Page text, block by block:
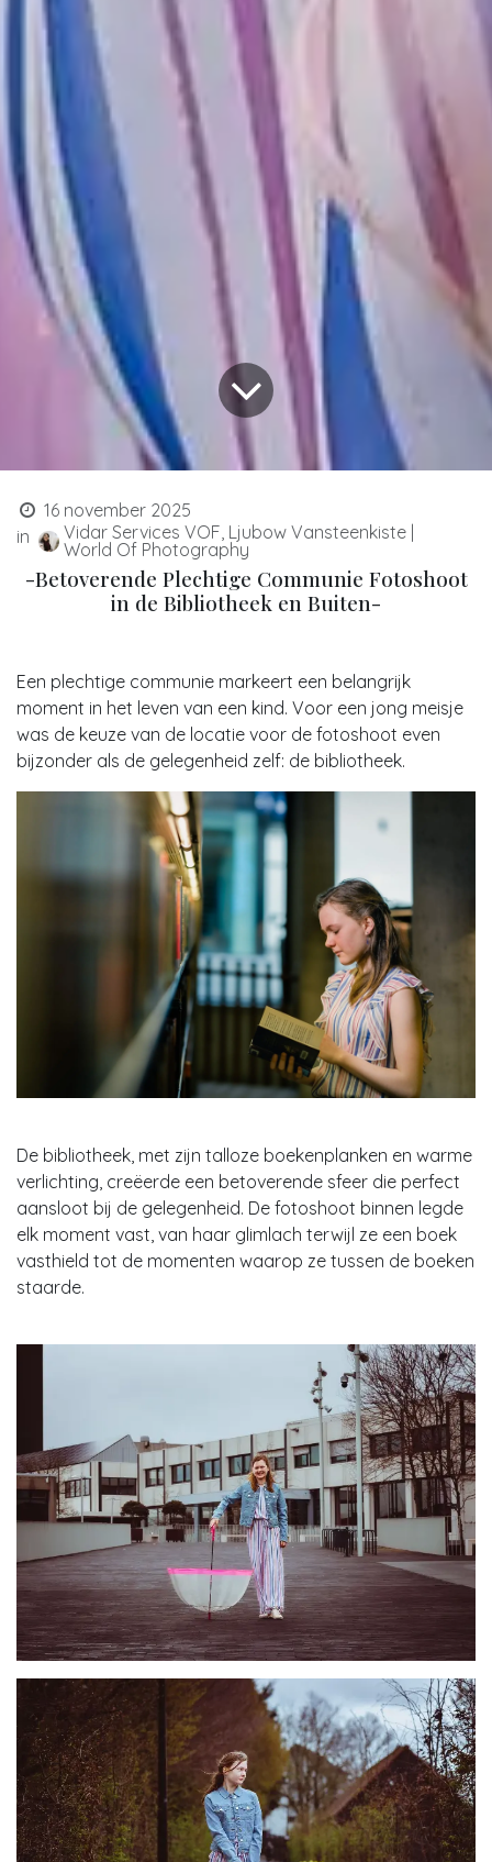
16 november 2025
in
Vidar Services VOF, Ljubow Vansteenkiste |
World Of Photography
-Betoverende Plechtige Communie Fotoshoot
in de Bibliotheek en Buiten-
Een plechtige communie markeert een belangrijk
moment in het leven van een kind. Voor een jong meisje
was de keuze van de locatie voor de fotoshoot even
bijzonder als de gelegenheid zelf: de bibliotheek.
De bibliotheek, met zijn talloze boekenplanken en warme
verlichting, creëerde een betoverende sfeer die perfect
aansloot bij de gelegenheid. De fotoshoot binnen legde
elk moment vast, van haar glimlach terwijl ze een boek
vasthield tot de momenten waarop ze tussen de boeken
staarde.